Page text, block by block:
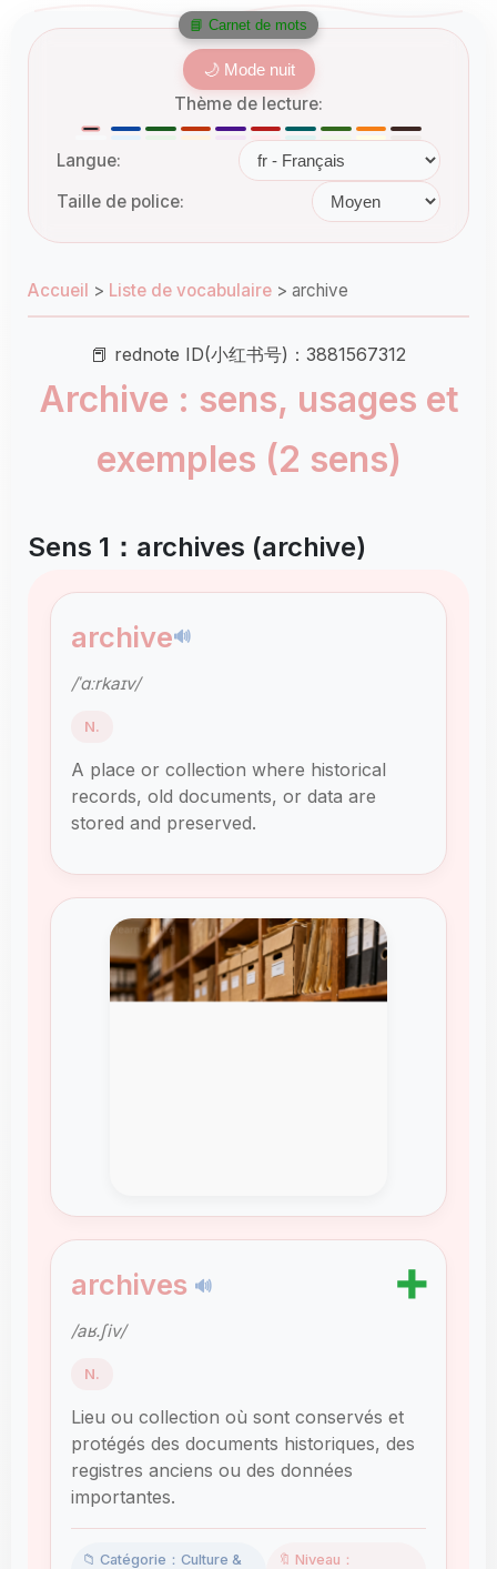
🌙 Mode nuit
Thème de lecture:
Langue:
Taille de police:
Accueil > Liste de vocabulaire > archive
📕 rednote ID(小红书号)：3881567312
Archive : sens, usages et
exemples (2 sens)
Sens 1：archives (archive)
archive🔊
/ˈɑːrkaɪv/
N.
A place or collection where historical
records, old documents, or data are
stored and preserved.
archives 🔊 ➕
/aʁ.ʃiv/
N.
Lieu ou collection où sont conservés et
protégés des documents historiques, des
registres anciens ou des données
importantes.
📁 Catégorie：Culture &
🔖 Niveau：
📘 Carnet de mots